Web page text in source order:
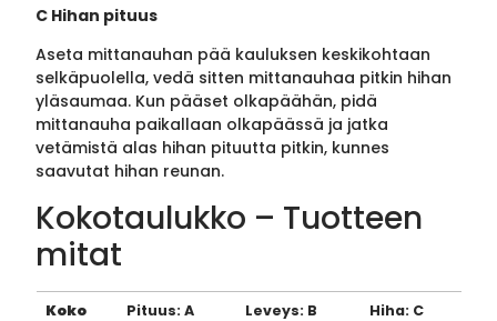
C Hihan pituus
Aseta mittanauhan pää kauluksen keskikohtaan
selkäpuolella, vedä sitten mittanauhaa pitkin hihan
yläsaumaa. Kun pääset olkapäähän, pidä
mittanauha paikallaan olkapäässä ja jatka
vetämistä alas hihan pituutta pitkin, kunnes
saavutat hihan reunan.
Kokotaulukko – Tuotteen
mitat
Koko Pituus: A Leveys: B
Hiha: C